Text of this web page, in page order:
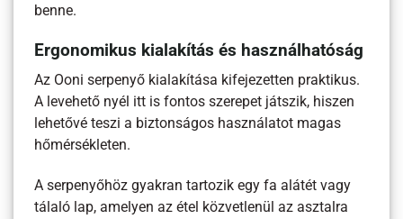
benne.
Ergonomikus kialakítás és használhatóság
Az Ooni serpenyő kialakítása kifejezetten praktikus.
A levehető nyél itt is fontos szerepet játszik, hiszen
lehetővé teszi a biztonságos használatot magas
hőmérsékleten.
A serpenyőhöz gyakran tartozik egy fa alátét vagy
tálaló lap, amelyen az étel közvetlenül az asztalra